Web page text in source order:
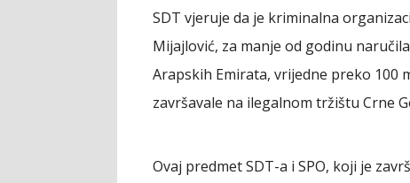
SDT vjeruje da je kriminalna
Mijajlović, za manje od godinu
Arapskih Emirata, vrijedne preko 100
završavale na ilegalnom tržištu Crne
Ovaj predmet SDT-a i SPO, koji je